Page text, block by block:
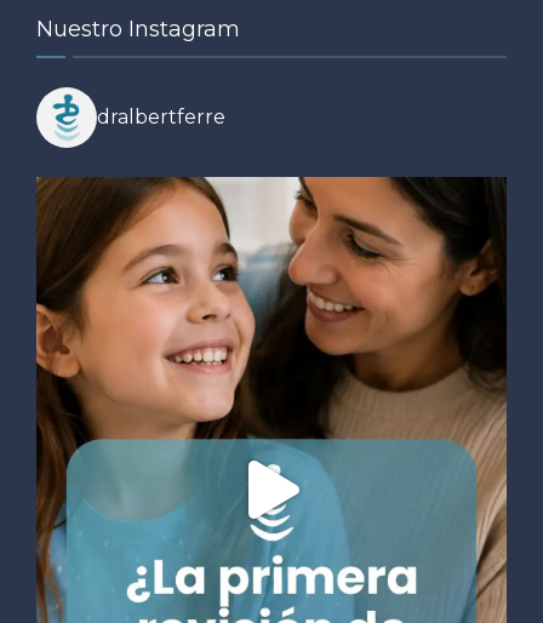
Nuestro Instagram
dralbertferre